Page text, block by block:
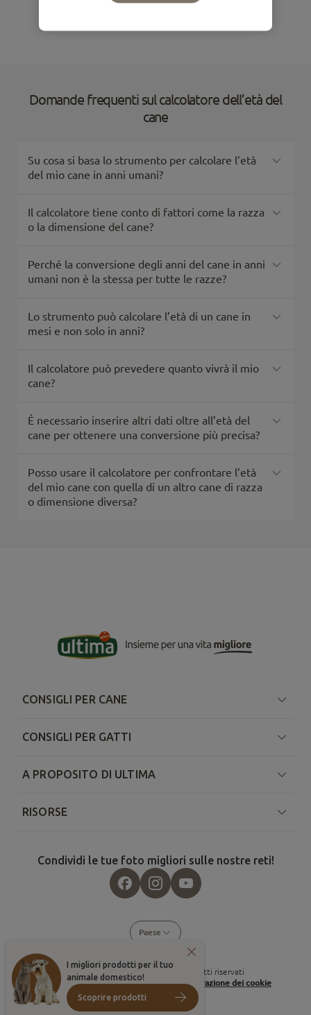
Domande frequenti sul calcolatore dell’età del
cane
Su cosa si basa lo strumento per calcolare l’età
del mio cane in anni umani?
Il calcolatore tiene conto di fattori come la razza
o la dimensione del cane?
Perché la conversione degli anni del cane in anni
umani non è la stessa per tutte le razze?
Lo strumento può calcolare l’età di un cane in
mesi e non solo in anni?
Il calcolatore può prevedere quanto vivrà il mio
cane?
È necessario inserire altri dati oltre all’età del
cane per ottenere una conversione più precisa?
Posso usare il calcolatore per confrontare l’età
del mio cane con quella di un altro cane di razza
o dimensione diversa?
I migliori prodotti per il tuo
animale domestico!
Scoprire prodotti
CONSIGLI PER CANE
CONSIGLI PER GATTI
A PROPOSITO DI ULTIMA
RISORSE
Condividi le tue foto migliori sulle nostre reti!
Paese
2026 , Affinity Petcare. Tutti i diritti riservati
Condizioni d'usoPolitica sui cookieConfigurazione dei cookie